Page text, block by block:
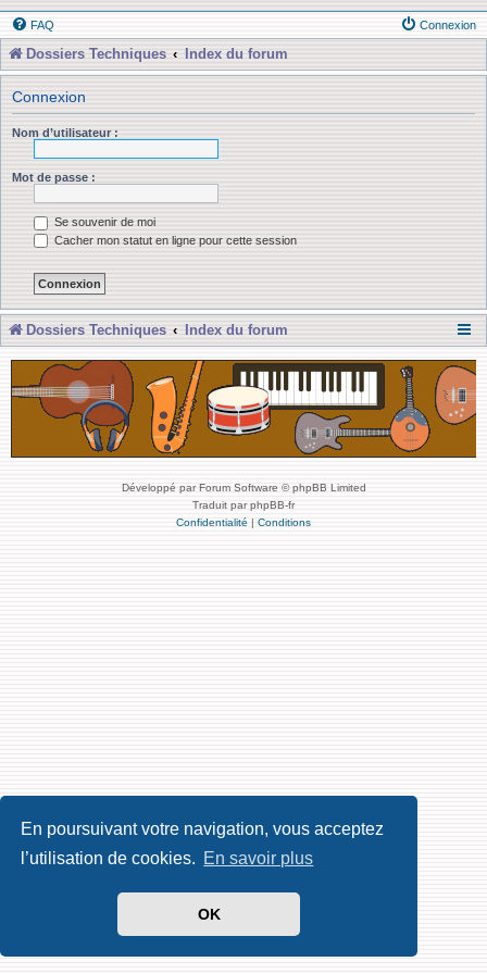
En poursuivant votre navigation, vous acceptez
l’utilisation de cookies. En savoir plus
OK
FAQ Connexion
Dossiers Techniques Index du forum
Connexion
Nom d’utilisateur :
Mot de passe :
Se souvenir de moi
Cacher mon statut en ligne pour cette session
Dossiers Techniques Index du forum
Développé par Forum Software © phpBB Limited
Traduit par phpBB-fr
Confidentialité | Conditions